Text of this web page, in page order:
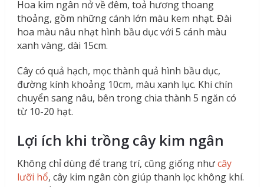
Hoa kim ngân nở về đêm, toả hương thoang
thoảng, gồm những cánh lớn màu kem nhạt. Đài
hoa màu nâu nhạt hình bầu dục với 5 cánh màu
xanh vàng, dài 15cm.
Cây có quả hạch, mọc thành quả hình bầu dục,
đường kính khoảng 10cm, màu xanh lục. Khi chín
chuyển sang nâu, bên trong chia thành 5 ngăn có
từ 10-20 hạt.
Lợi ích khi trồng cây kim ngân
Không chỉ dùng để trang trí, cũng giống nhưcây
lưỡi hổ, cây kim ngân còn giúp thanh lọc không khí.